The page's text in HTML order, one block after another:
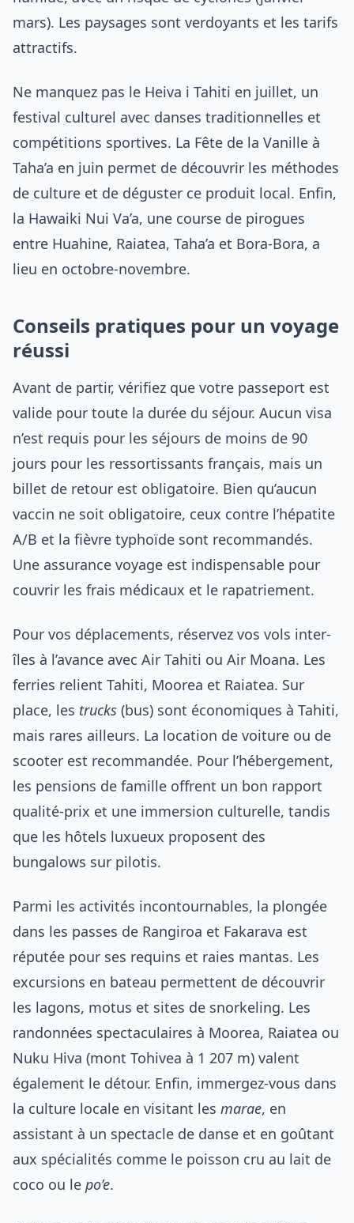
mars). Les paysages sont verdoyants et les tarifs
attractifs.
Ne manquez pas le Heiva i Tahiti en juillet, un
festival culturel avec danses traditionnelles et
compétitions sportives. La Fête de la Vanille à
Taha’a en juin permet de découvrir les méthodes
de culture et de déguster ce produit local. Enfin,
la Hawaiki Nui Va’a, une course de pirogues
entre Huahine, Raiatea, Taha’a et Bora-Bora, a
lieu en octobre-novembre.
Conseils pratiques pour un voyage
réussi
Avant de partir, vérifiez que votre passeport est
valide pour toute la durée du séjour. Aucun visa
n’est requis pour les séjours de moins de 90
jours pour les ressortissants français, mais un
billet de retour est obligatoire. Bien qu’aucun
vaccin ne soit obligatoire, ceux contre l’hépatite
A/B et la fièvre typhoïde sont recommandés.
Une assurance voyage est indispensable pour
couvrir les frais médicaux et le rapatriement.
Pour vos déplacements, réservez vos vols inter-
îles à l’avance avec Air Tahiti ou Air Moana. Les
ferries relient Tahiti, Moorea et Raiatea. Sur
place, les trucks (bus) sont économiques à Tahiti,
mais rares ailleurs. La location de voiture ou de
scooter est recommandée. Pour l’hébergement,
les pensions de famille offrent un bon rapport
qualité-prix et une immersion culturelle, tandis
que les hôtels luxueux proposent des
bungalows sur pilotis.
Parmi les activités incontournables, la plongée
dans les passes de Rangiroa et Fakarava est
réputée pour ses requins et raies mantas. Les
excursions en bateau permettent de découvrir
les lagons, motus et sites de snorkeling. Les
randonnées spectaculaires à Moorea, Raiatea ou
Nuku Hiva (mont Tohivea à 1 207 m) valent
également le détour. Enfin, immergez-vous dans
la culture locale en visitant les marae, en
assistant à un spectacle de danse et en goûtant
aux spécialités comme le poisson cru au lait de
coco ou le po’e.